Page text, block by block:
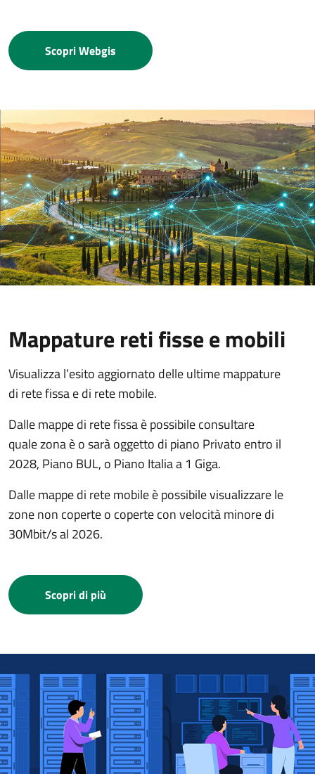
Scopri Webgis
Mappature reti fisse e mobili
Visualizza l’esito aggiornato delle ultime mappature
di rete fissa e di rete mobile.
Dalle mappe di rete fissa è possibile consultare
quale zona è o sarà oggetto di piano Privato entro il
2028, Piano BUL, o Piano Italia a 1 Giga.
Dalle mappe di rete mobile è possibile visualizzare le
zone non coperte o coperte con velocità minore di
30Mbit/s al 2026.
Scopri di più